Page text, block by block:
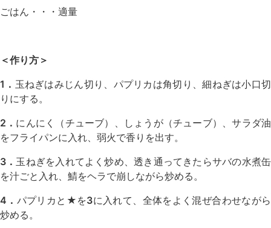
ごはん・・・適量
＜作り方＞
1． 玉ねぎはみじん切り、パプリカは角切り、細ねぎは小口切
りにする。
2． にんにく（チューブ）、しょうが（チューブ）、サラダ油
をフライパンに入れ、弱火で香りを出す。
3． 玉ねぎを入れてよく炒め、透き通ってきたらサバの水煮缶
を汁ごと入れ、鯖をヘラで崩しながら炒める。
4． パプリカと★を3に入れて、全体をよく混ぜ合わせながら
炒める。